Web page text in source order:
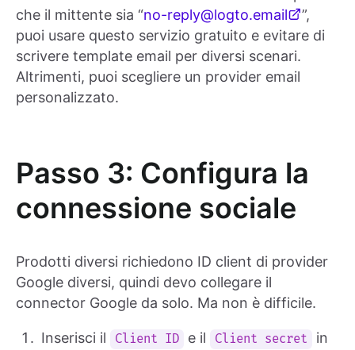
che il mittente sia “no-reply@logto.email
”,
puoi usare questo servizio gratuito e evitare di
scrivere template email per diversi scenari.
Altrimenti, puoi scegliere un provider email
personalizzato.
Passo 3: Configura la
connessione sociale
Prodotti diversi richiedono ID client di provider
Google diversi, quindi devo collegare il
connector Google da solo. Ma non è difficile.
Inserisci il Client ID e il Client secret
in